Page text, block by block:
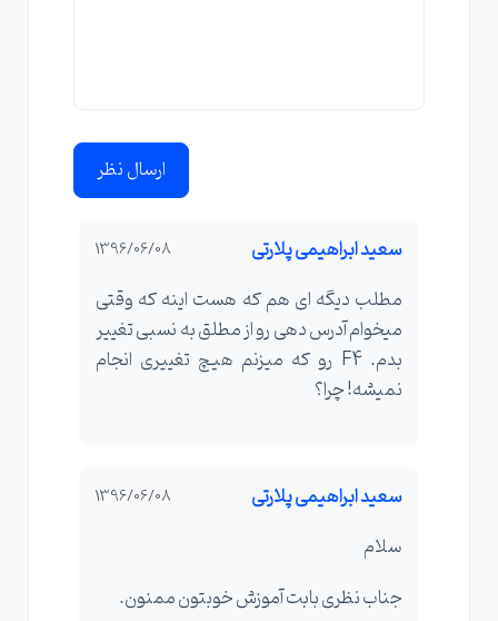
ارسال نظر
سعید ابراهیمی پلارتی 1396/06/08
مطلب دیگه ای هم که هست اینه که وقتی
میخوام آدرس دهی رو از مطلق به نسبی تغییر
بدم. F4 رو که میزنم هیچ تغییری انجام
نمیشه! چرا؟
سعید ابراهیمی پلارتی 1396/06/08
سلام
جناب نظری بابت آموزش خوبتون ممنون.